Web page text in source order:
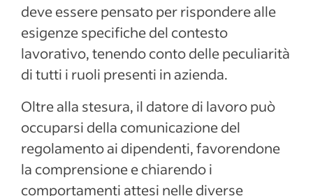
deve essere pensato per rispondere alle
esigenze specifiche del contesto
lavorativo, tenendo conto delle peculiarità
di tutti i ruoli presenti in azienda.
Oltre alla stesura, il datore di lavoro può
occuparsi della comunicazione del
regolamento ai dipendenti, favorendone
la comprensione e chiarendo i
comportamenti attesi nelle diverse